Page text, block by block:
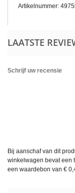
Artikelnummer:
LAATSTE
Schrijf uw recensie
Bij aanschaf van dit
winkelwagen bevat een
een waardebon van €